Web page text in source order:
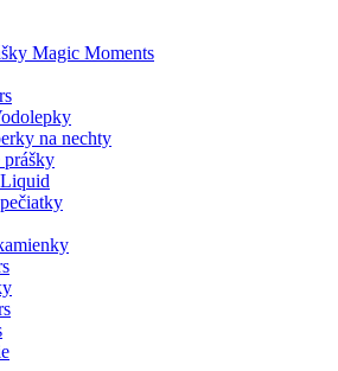
Magic Moments
na nechty
prášky